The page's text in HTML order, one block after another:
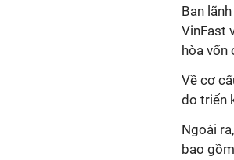
Ban
VinFast
hòa vốn
Về cơ
do triển
Ngoài
bao